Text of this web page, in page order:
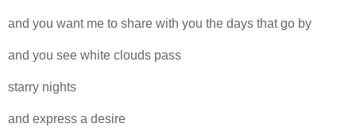
and you want me to share with you the days that go by
and you see white clouds pass
starry nights
and express a desire